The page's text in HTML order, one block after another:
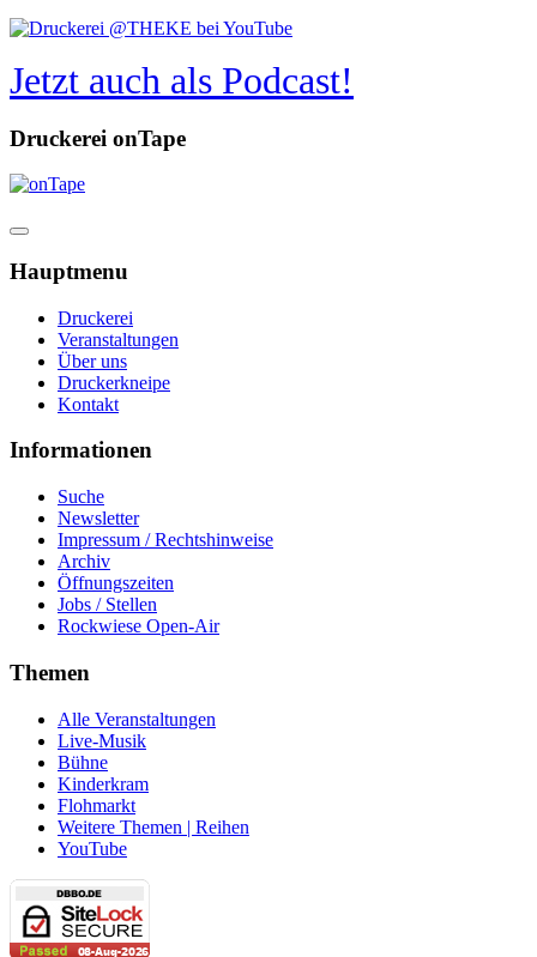
Jetzt auch als Podcast!
Druckerei onTape
Hauptmenu
Druckerei
Veranstaltungen
Über uns
Druckerkneipe
Kontakt
Informationen
Suche
Newsletter
Impressum / Rechtshinweise
Archiv
Öffnungszeiten
Jobs / Stellen
Rockwiese Open-Air
Themen
Alle Veranstaltungen
Live-Musik
Bühne
Kinderkram
Flohmarkt
Weitere Themen | Reihen
YouTube